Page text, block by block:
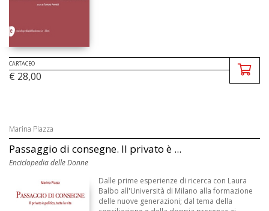
CARTACEO
€ 28,00
Marina Piazza
Passaggio di consegne. Il privato è ...
Enciclopedia delle Donne
Dalle prime esperienze di ricerca con Laura
Balbo all'Università di Milano alla formazione
delle nuove generazioni; dal tema della